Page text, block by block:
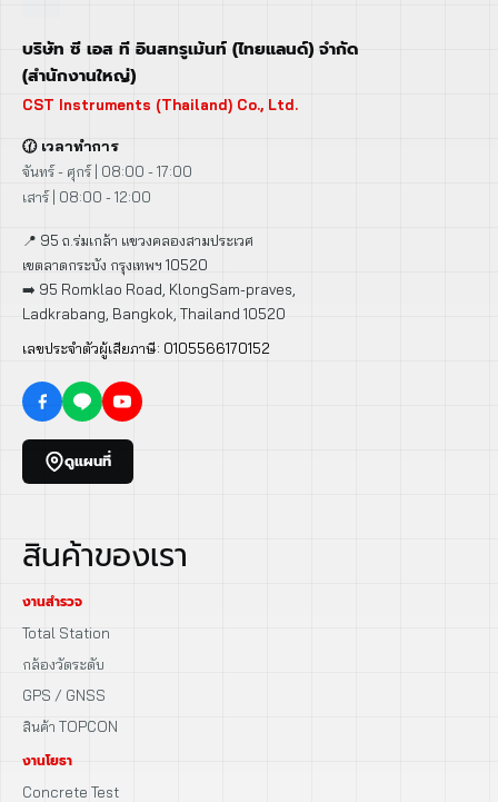
บริษัท ซี เอส ที อินสทรูเม้นท์ (ไทยแลนด์) จำกัด
(สำนักงานใหญ่)
CST Instruments (Thailand) Co., Ltd.
🕜 เวลาทำการ
จันทร์ - ศุกร์ | 08:00 - 17:00
เสาร์ | 08:00 - 12:00
📍 95 ถ.ร่มเกล้า แขวงคลองสามประเวศ
เขตลาดกระบัง กรุงเทพฯ 10520
➡️ 95 Romklao Road, KlongSam-praves,
Ladkrabang, Bangkok, Thailand 10520
เลขประจำตัวผู้เสียภาษี: 0105566170152
ดูแผนที่
สินค้าของเรา
งานสำรวจ
Total Station
กล้องวัดระดับ
GPS / GNSS
สินค้า TOPCON
งานโยธา
Concrete Test